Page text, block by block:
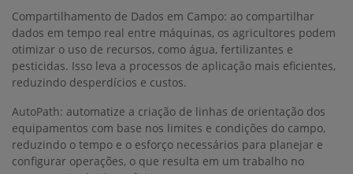
Compartilhamento de Dados em Campo: ao compartilhar
dados em tempo real entre máquinas, os agricultores podem
otimizar o uso de recursos, como água, fertilizantes e
pesticidas. Isso leva a processos de aplicação mais eficientes,
reduzindo desperdícios e custos.
AutoPath: automatize a criação de linhas de orientação dos
equipamentos com base nos limites e condições do campo,
reduzindo o tempo e o esforço necessários para planejar e
configurar operações, o que resulta em um trabalho no